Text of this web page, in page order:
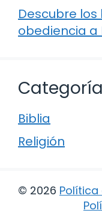
Descubre
obediencia a
Biblia
Religión
© 2026 Política